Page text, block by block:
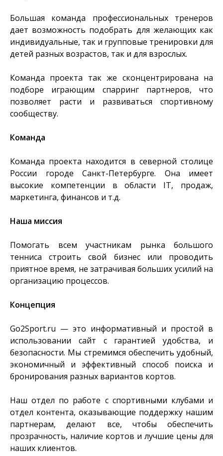
Большая команда профессиональных тренеров
дает возможность подобрать для желающих как
индивидуальные, так и групповые тренировки для
детей разных возрастов, так и для взрослых.
Команда проекта так же сконцентрирована на
подборе играющим спарринг партнеров, что
позволяет расти и развиваться спортивному
сообществу.
Команда
Команда проекта находится в северной столице
России городе Санкт-Петербурге. Она имеет
высокие компетенции в области IT, продаж,
маркетинга, финансов и т.д.
Наша миссия
Помогать всем участникам рынка большого
тенниса строить свой бизнес или проводить
приятное время, не затрачивая больших усилий на
организацию процессов.
Концепция
Go2Sport.ru — это информативный и простой в
использовании сайт с гарантией удобства, и
безопасности. Мы стремимся обеспечить удобный,
экономичный и эффективный способ поиска и
бронирования разных вариантов кортов.
Наш отдел по работе с спортивными клубами и
отдел контента, оказывающие поддержку нашим
партнерам, делают все, чтобы обеспечить
прозрачность, наличие кортов и лучшие цены для
наших клиентов.